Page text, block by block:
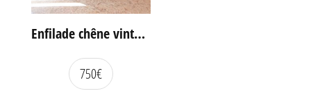
Enfilade chêne vintage portes coulissantes
750€